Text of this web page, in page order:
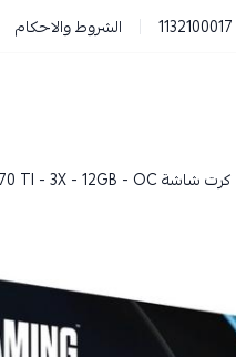
الشروط والاحكام
كرت شاشة ZOTAC TRINITY RTX 4070 TI - 3X - 12GB - OC